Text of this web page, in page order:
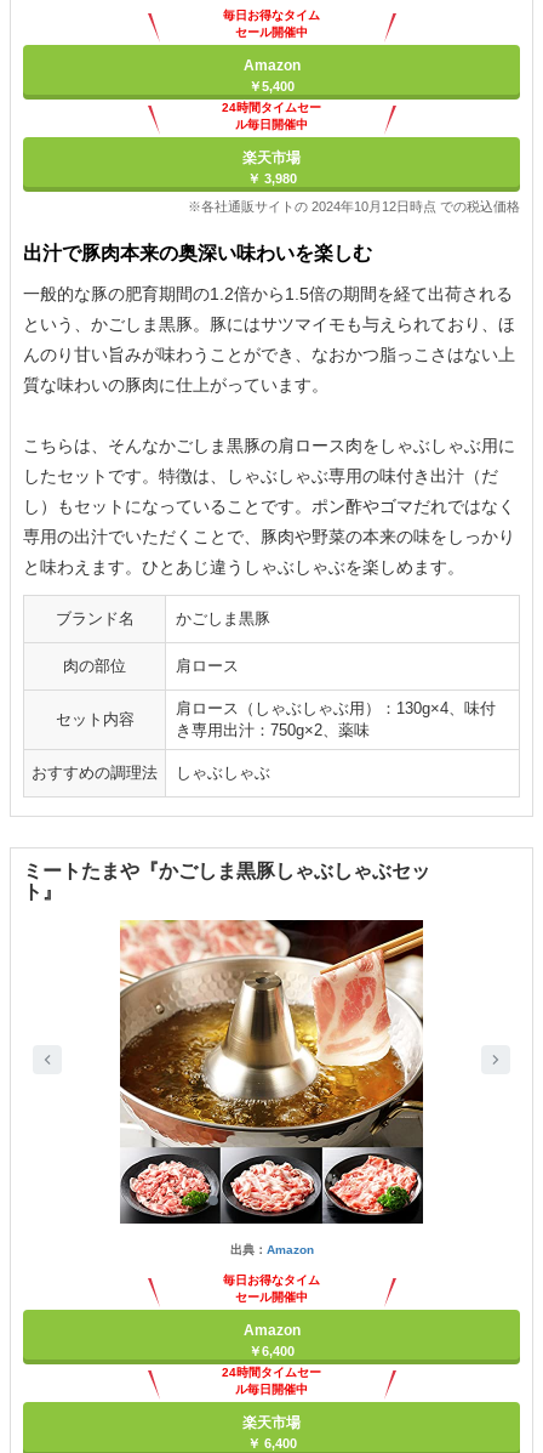
毎日お得なタイム
セール開催中
Amazon
￥5,400
24時間タイムセー
ル毎日開催中
楽天市場
￥ 3,980
※各社通販サイトの 2024年10月12日時点 での税込価格
出汁で豚肉本来の奥深い味わいを楽しむ
一般的な豚の肥育期間の1.2倍から1.5倍の期間を経て出荷される
という、かごしま黒豚。豚にはサツマイモも与えられており、ほ
んのり甘い旨みが味わうことができ、なおかつ脂っこさはない上
質な味わいの豚肉に仕上がっています。
こちらは、そんなかごしま黒豚の肩ロース肉をしゃぶしゃぶ用に
したセットです。特徴は、しゃぶしゃぶ専用の味付き出汁（だ
し）もセットになっていることです。ポン酢やゴマだれではなく
専用の出汁でいただくことで、豚肉や野菜の本来の味をしっかり
と味わえます。ひとあじ違うしゃぶしゃぶを楽しめます。
ブランド名 かごしま黒豚
肉の部位 肩ロース
セット内容
肩ロース（しゃぶしゃぶ用）：130g×4、味付
き専用出汁：750g×2、薬味
おすすめの調理法 しゃぶしゃぶ
ミートたまや『かごしま黒豚しゃぶしゃぶセッ
ト』
出典： Amazon
毎日お得なタイム
セール開催中
Amazon
￥6,400
24時間タイムセー
ル毎日開催中
楽天市場
￥ 6,400